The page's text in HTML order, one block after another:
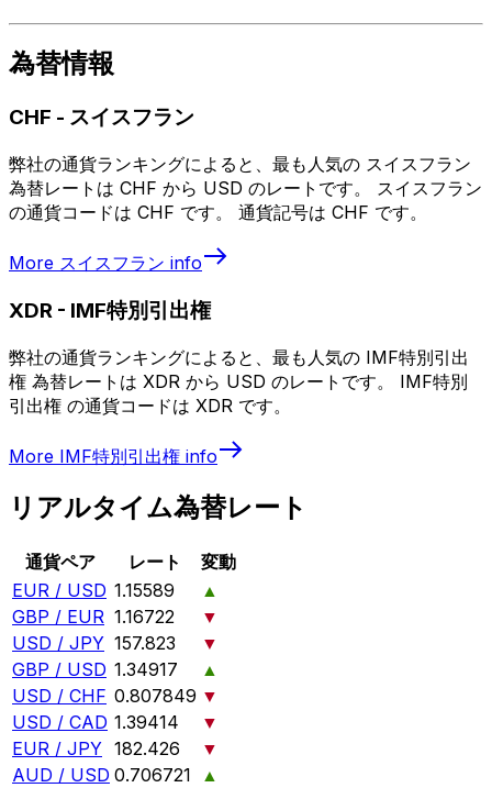
為替情報
CHF - スイスフラン
弊社の通貨ランキングによると、最も人気の スイスフラン
為替レートは CHF から USD のレートです。 スイスフラン
の通貨コードは CHF です。 通貨記号は CHF です。
More スイスフラン info
XDR - IMF特別引出権
弊社の通貨ランキングによると、最も人気の IMF特別引出
権 為替レートは XDR から USD のレートです。 IMF特別
引出権 の通貨コードは XDR です。
More IMF特別引出権 info
リアルタイム為替レート
通貨ペア レート
変動
EUR / USD 1.15589
▲
GBP / EUR 1.16722
▼
USD / JPY 157.823
▼
GBP / USD 1.34917
▲
USD / CHF 0.807849 ▼
USD / CAD 1.39414
▼
EUR / JPY 182.426
▼
AUD / USD 0.706721 ▲